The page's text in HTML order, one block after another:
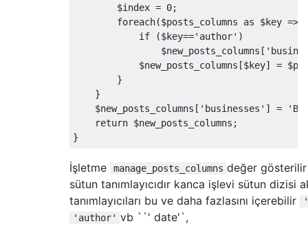
        $index
= 0;
foreach($posts_columns as $key =>
if
($key=='author' )
                $new_posts_columns
[
            $new_posts_columns
[$key] =
}
}
    $new_posts_columns
[ 'businesses' ] =
return $new_posts_columns ;
}
İşletme manage_posts_columns değer gösterilir
sütun tanımlayıcıdır kanca işlevi sütun dizisi
tanımlayıcıları bu ve daha fazlasını içerebilir
'author' vb ``' date'`,